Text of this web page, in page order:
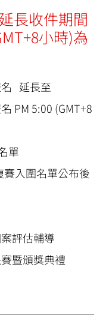
長收件期間
小時)為
延長至
PM 5:00 (GMT+8
單
入圍名單公布後
評估輔導
暨頒獎典禮